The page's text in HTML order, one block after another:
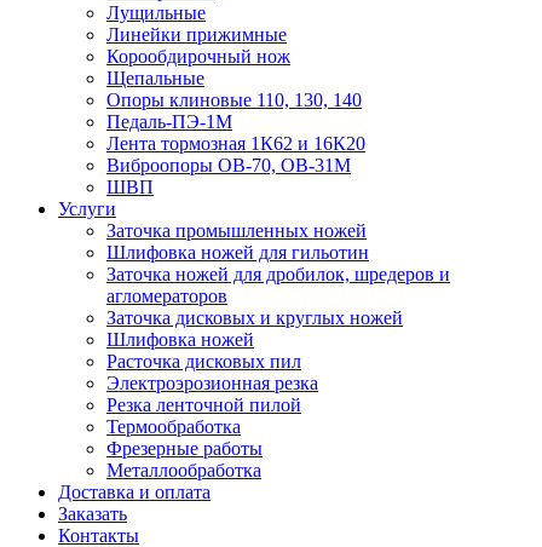
Лущильные
Линейки прижимные
Корообдирочный нож
Щепальные
Опоры клиновые 110, 130, 140
Педаль-ПЭ-1М
Лента тормозная 1К62 и 16К20
Виброопоры OB-70, OB-31M
ШВП
Услуги
Заточка промышленных ножей
Шлифовка ножей для гильотин
Заточка ножей для дробилок, шредеров и
агломераторов
Заточка дисковых и круглых ножей
Шлифовка ножей
Расточка дисковых пил
Электроэрозионная резка
Резка ленточной пилой
Термообработка
Фрезерные работы
Металлообработка
Доставка и оплата
Заказать
Контакты